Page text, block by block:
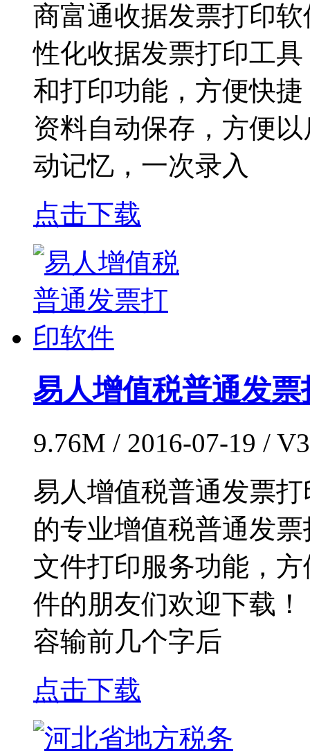
商富通收据发票打印
性化收据发票打印工
和打印功能，方便快
资料自动保存，方便
动记忆，一次录入
点击下载
易人增值税普通发票
9.76M / 2016-07-19 /
易人增值税普通发票
的专业增值税普通发
文件打印服务功能，
件的朋友们欢迎下载
容输前几个字后
点击下载